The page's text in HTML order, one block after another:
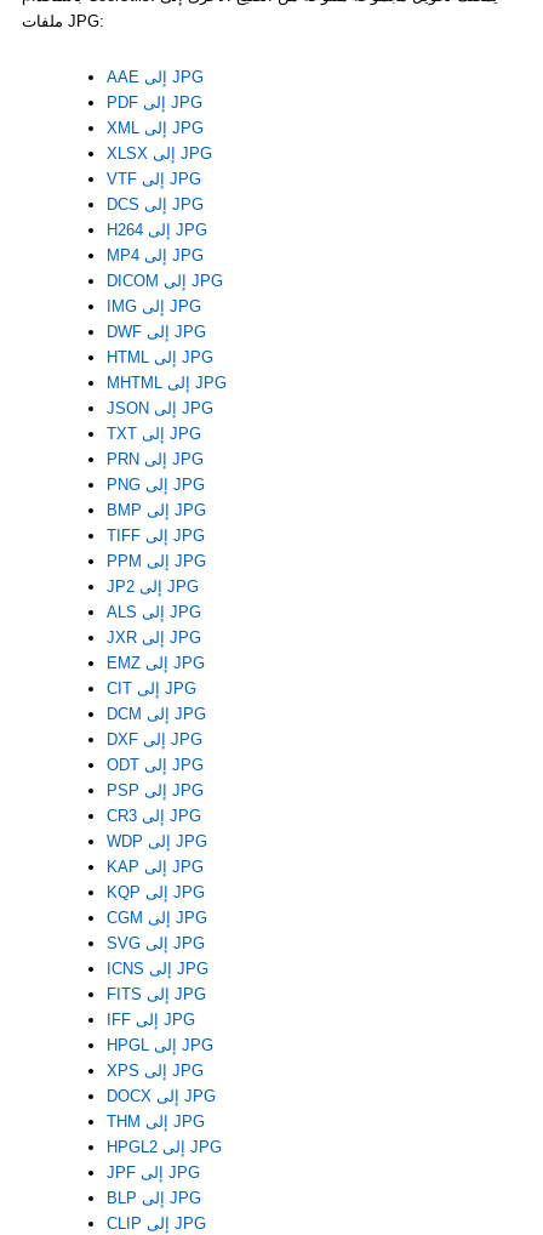
ملفات JPG:
AAE إلى JPG
PDF إلى JPG
XML إلى JPG
XLSX إلى JPG
VTF إلى JPG
DCS إلى JPG
H264 إلى JPG
MP4 إلى JPG
DICOM إلى JPG
IMG إلى JPG
DWF إلى JPG
HTML إلى JPG
MHTML إلى JPG
JSON إلى JPG
TXT إلى JPG
PRN إلى JPG
PNG إلى JPG
BMP إلى JPG
TIFF إلى JPG
PPM إلى JPG
JP2 إلى JPG
ALS إلى JPG
JXR إلى JPG
EMZ إلى JPG
CIT إلى JPG
DCM إلى JPG
DXF إلى JPG
ODT إلى JPG
PSP إلى JPG
CR3 إلى JPG
WDP إلى JPG
KAP إلى JPG
KQP إلى JPG
CGM إلى JPG
SVG إلى JPG
ICNS إلى JPG
FITS إلى JPG
IFF إلى JPG
HPGL إلى JPG
XPS إلى JPG
DOCX إلى JPG
THM إلى JPG
HPGL2 إلى JPG
JPF إلى JPG
BLP إلى JPG
CLIP إلى JPG